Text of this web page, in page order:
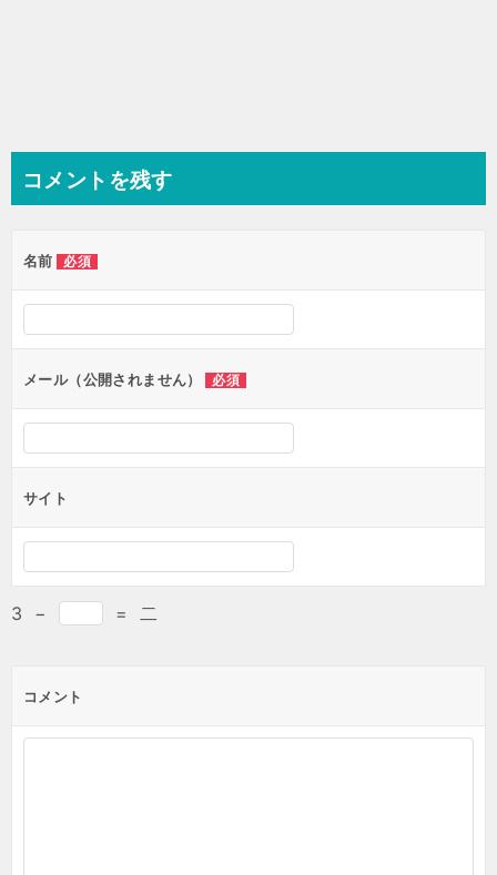
コメントを残す
名前 必須
メール（公開されません） 必須
サイト
3 − = 二
コメント